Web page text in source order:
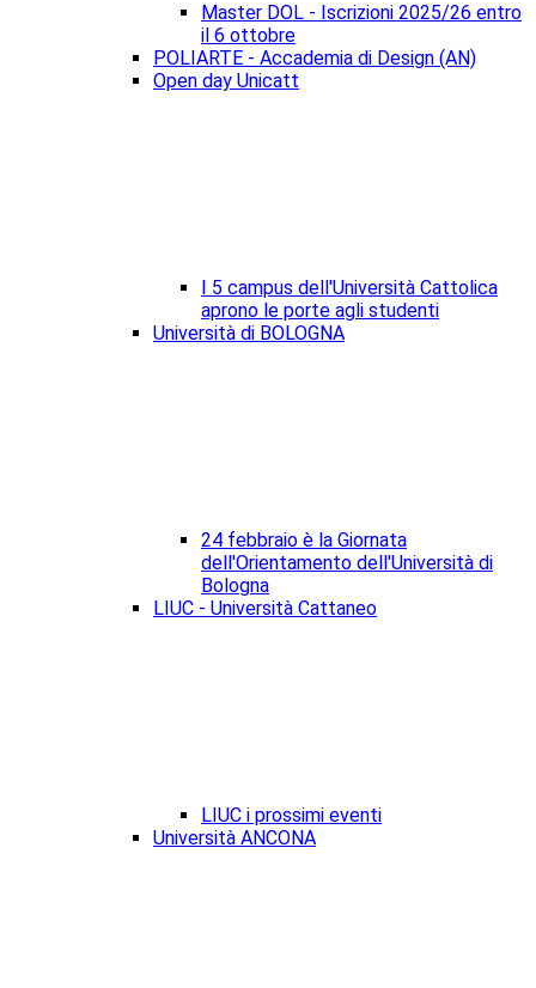
Master DOL - Iscrizioni 2025/26 entro
il 6 ottobre
POLIARTE - Accademia di Design (AN)
Open day Unicatt
I 5 campus dell'Università Cattolica
aprono le porte agli studenti
Università di BOLOGNA
24 febbraio è la Giornata
dell'Orientamento dell'Università di
Bologna
LIUC - Università Cattaneo
LIUC i prossimi eventi
Università ANCONA